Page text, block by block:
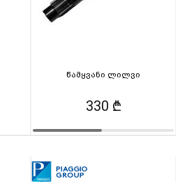
წამყვანი ლილვი
330 ₾